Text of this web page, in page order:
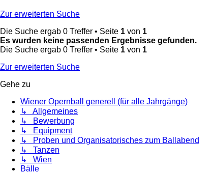
Zur erweiterten Suche
Die Suche ergab 0 Treffer • Seite 1 von 1
Es wurden keine passenden Ergebnisse gefunden.
Die Suche ergab 0 Treffer • Seite 1 von 1
Zur erweiterten Suche
Gehe zu
Wiener Opernball generell (für alle Jahrgänge)
↳ Allgemeines
↳ Bewerbung
↳ Equipment
↳ Proben und Organisatorisches zum Ballabend
↳ Tanzen
↳ Wien
Bälle